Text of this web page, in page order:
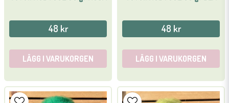
48 kr
LÄGG I VARUKORGEN
48 kr
LÄGG I VARUKORGEN